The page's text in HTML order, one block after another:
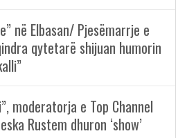
në Elbasan/ Pjesëmarrje e
qytetarë shijuan humorin
moderatorja e Top Channel
Rustem dhuron ‘show’